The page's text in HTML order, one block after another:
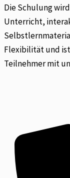
Die Schulung
Unterricht,
Flexibilität und
Teilnehmer mit